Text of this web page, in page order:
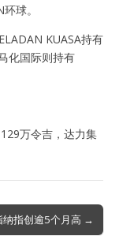
球。
KUASA持有
化国际则持有
万令吉，达力集
纳指创逾5个月高 →